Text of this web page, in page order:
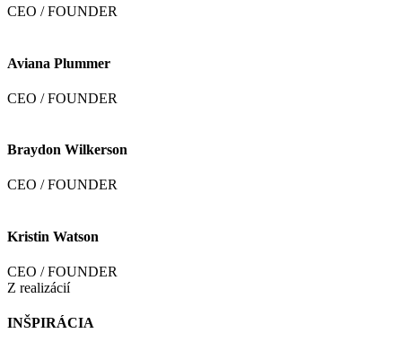
CEO / FOUNDER
Aviana Plummer
CEO / FOUNDER
Braydon Wilkerson
CEO / FOUNDER
Kristin Watson
CEO / FOUNDER
Z realizácií
INŠPIRÁCIA